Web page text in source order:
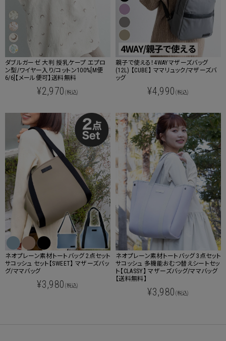
ダブルガーゼ 大判 授乳ケープ エプロ
ン型/ワイヤー入り/コットン100%[M便
6/6]【メール便可】送料無料
¥2,970 (税込)
親子で使える！4WAYマザーズバッグ
(12L) 【CUBE】 ママリュック/マザーズバ
ッグ
¥4,990 (税込)
ネオプレーン素材トートバッグ 2点セット
サコッシュ セット【SWEET】 マザーズバッ
グ/ママバッグ
¥3,980 (税込)
ネオプレーン素材トートバッグ 3点セット
サコッシュ 多機能おむつ替えシートセッ
ト【CLASSY】 マザーズバッグ/ママバッグ
【送料無料】
¥3,980 (税込)